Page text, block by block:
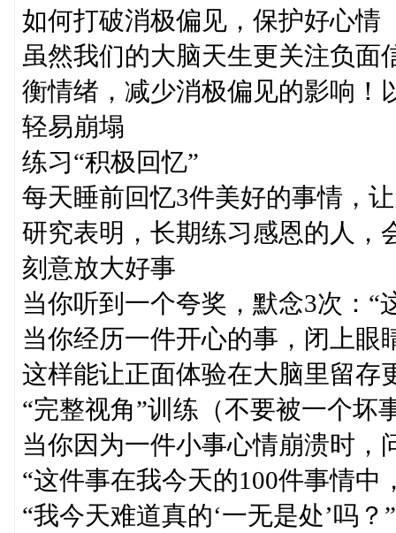
如何打破消极偏见，保护好心情
虽然我们的大脑天生更关注负面
衡情绪，减少消极偏见的影响！
轻易崩塌
练习“积极回忆”
每天睡前回忆3件美好的事情，
研究表明，长期练习感恩的人，
刻意放大好事
当你听到一个夸奖，默念3次：“
当你经历一件开心的事，闭上眼
这样能让正面体验在大脑里留存
“完整视角”训练（不要被一个坏
当你因为一件小事心情崩溃时，
“这件事在我今天的100件事情中
“我今天难道真的‘一无是处’吗？”